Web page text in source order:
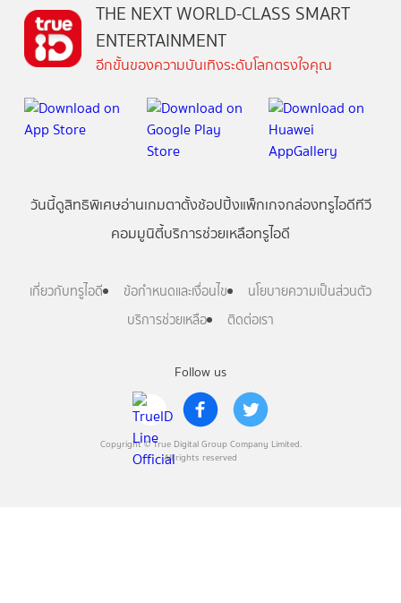
Follow us
Copyright © True Digital Group Company Limited.
All rights reserved
THE NEXT WORLD-CLASS SMART
ENTERTAINMENT
อีกขั้นของความบันเทิงระดับโลกตรงใจคุณ
วันนี้ดูสิทธิพิเศษอ่านเกมตาตั้งช้อปปิ้งแพ็กเกจกล่องทรูไอดีทีวี
คอมมูนิตี้บริการช่วยเหลือทรูไอดี
เกี่ยวกับทรูไอดี ข้อกำหนดและเงื่อนไข
นโยบายความเป็นส่วนตัว
บริการช่วยเหลือ
ติดต่อเรา